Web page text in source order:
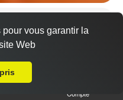
Compte
vous garantir la
Web